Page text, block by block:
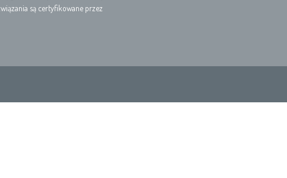
są certyfikowane przez